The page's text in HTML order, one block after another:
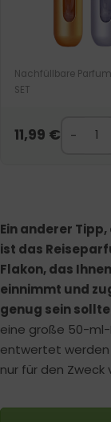
Nachfüllbare
SET
11,99 €
Ein anderer
ist das
Flakon, das
einnimmt und
genug sein
eine große 50-ml-
entwertet werden
nur für den Zweck